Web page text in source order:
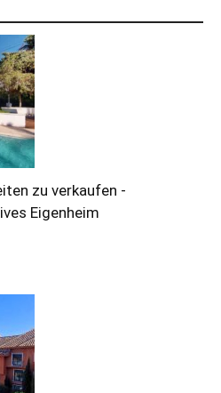
zu verkaufen -
Eigenheim